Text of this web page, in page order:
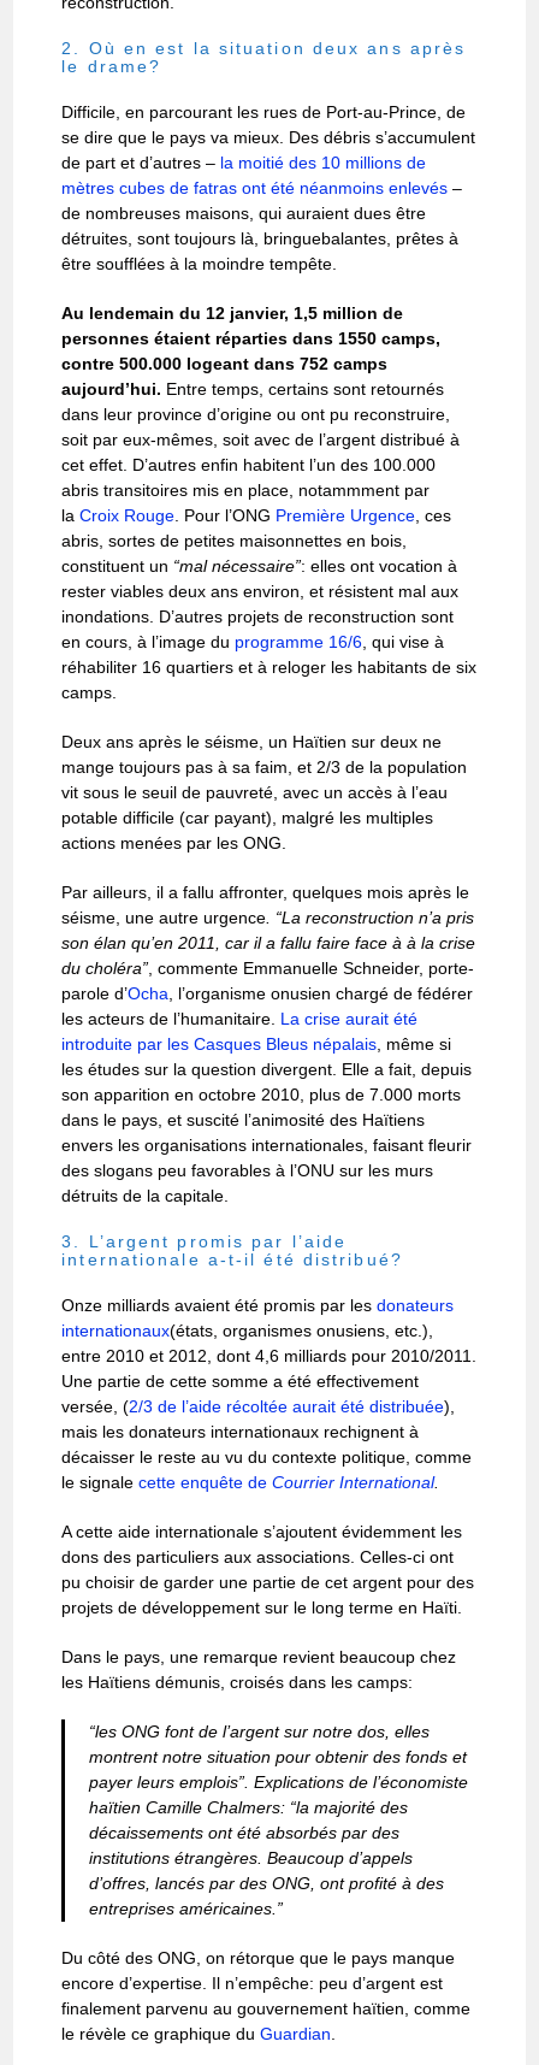
2. Où en est la situation deux ans après
le drame?
Difficile, en parcourant les rues de Port-au-Prince, de
se dire que le pays va mieux. Des débris s’accumulent
de part et d’autres – la moitié des 10 millions de
mètres cubes de fatras ont été néanmoins enlevés –
de nombreuses maisons, qui auraient dues être
détruites, sont toujours là, bringuebalantes, prêtes à
être soufflées à la moindre tempête.
Au lendemain du 12 janvier, 1,5 million de
personnes étaient réparties dans 1550 camps,
contre 500.000 logeant dans 752 camps
aujourd’hui. Entre temps, certains sont retournés
dans leur province d’origine ou ont pu reconstruire,
soit par eux-mêmes, soit avec de l’argent distribué à
cet effet. D’autres enfin habitent l’un des 100.000
abris transitoires mis en place, notammment par
laCroix Rouge. Pour l’ONG Première Urgence, ces
abris, sortes de petites maisonnettes en bois,
constituent un “mal nécessaire”: elles ont vocation à
rester viables deux ans environ, et résistent mal aux
inondations. D’autres projets de reconstruction sont
en cours, à l’image du programme 16/6, qui vise à
réhabiliter 16 quartiers et à reloger les habitants de six
camps.
Deux ans après le séisme, un Haïtien sur deux ne
mange toujours pas à sa faim, et 2/3 de la population
vit sous le seuil de pauvreté, avec un accès à l’eau
potable difficile (car payant), malgré les multiples
actions menées par les ONG.
Par ailleurs, il a fallu affronter, quelques mois après le
séisme, une autre urgence. “La reconstruction n’a pris
son élan qu’en 2011, car il a fallu faire face à à la crise
du choléra”, commente Emmanuelle Schneider, porte-
parole d’Ocha, l’organisme onusien chargé de fédérer
les acteurs de l’humanitaire. La crise aurait été
introduite par les Casques Bleus népalais, même si
les études sur la question divergent. Elle a fait, depuis
son apparition en octobre 2010, plus de 7.000 morts
dans le pays, et suscité l’animosité des Haïtiens
envers les organisations internationales, faisant fleurir
des slogans peu favorables à l’ONU sur les murs
détruits de la capitale.
3. L’argent promis par l’aide
internationale a-t-il été distribué?
Onze milliards avaient été promis par lesdonateurs
internationaux(états, organismes onusiens, etc.),
entre 2010 et 2012, dont 4,6 milliards pour 2010/2011.
Une partie de cette somme a été effectivement
versée, (2/3 de l’aide récoltée aurait été distribuée),
mais les donateurs internationaux rechignent à
décaisser le reste au vu du contexte politique, comme
le signalecette enquête deCourrier International.
A cette aide internationale s’ajoutent évidemment les
dons des particuliers aux associations. Celles-ci ont
pu choisir de garder une partie de cet argent pour des
projets de développement sur le long terme en Haïti.
Dans le pays, une remarque revient beaucoup chez
les Haïtiens démunis, croisés dans les camps:
“les ONG font de l’argent sur notre dos, elles
montrent notre situation pour obtenir des fonds et
payer leurs emplois”. Explications de l’économiste
haïtien Camille Chalmers: “la majorité des
décaissements ont été absorbés par des
institutions étrangères. Beaucoup d’appels
d’offres, lancés par des ONG, ont profité à des
entreprises américaines.”
Du côté des ONG, on rétorque que le pays manque
encore d’expertise. Il n’empêche: peu d’argent est
finalement parvenu au gouvernement haïtien, comme
le révèle ce graphique duGuardian.